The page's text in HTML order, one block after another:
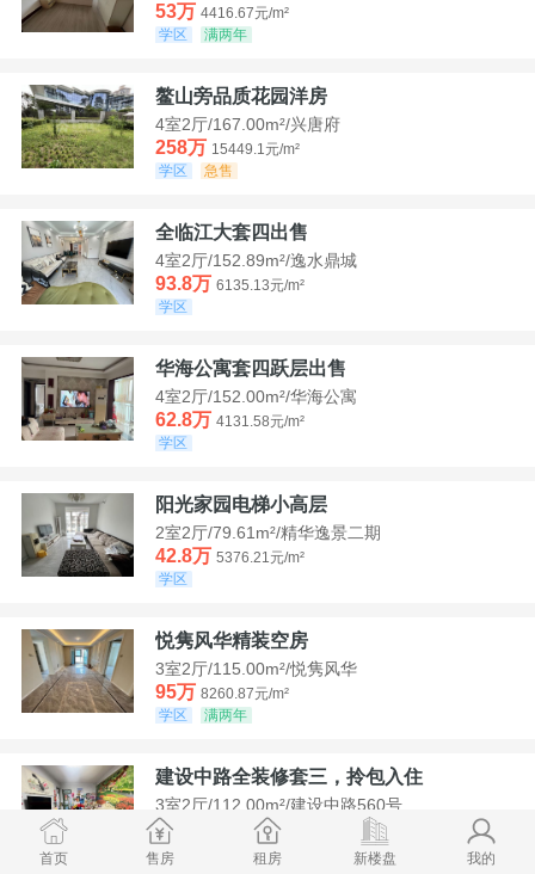
53万 4416.67元/m²
学区
满两年
鳌山旁品质花园洋房
4室2厅/167.00m²/兴唐府
258万 15449.1元/m²
学区
急售
全临江大套四出售
4室2厅/152.89m²/逸水鼎城
93.8万 6135.13元/m²
学区
华海公寓套四跃层出售
4室2厅/152.00m²/华海公寓
62.8万 4131.58元/m²
学区
阳光家园电梯小高层
2室2厅/79.61m²/精华逸景二期
42.8万 5376.21元/m²
学区
悦隽风华精装空房
3室2厅/115.00m²/悦隽风华
95万 8260.87元/m²
学区
满两年
建设中路全装修套三，拎包入住
3室2厅/112.00m²/建设中路560号
35万
3125元/m²
学区
首页 售房 租房 新楼盘 我的